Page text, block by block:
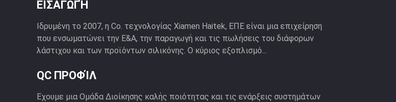
ΕΙΣΑΓΩΓΉ
Ιδρυμένη το 2007, η Co. τεχνολογίας Xiamen Haitek, ΕΠΕ είναι μια επιχείρηση
που ενσωματώνει την Ε&Α, την παραγωγή και τις πωλήσεις του διάφορων
λάστιχου και των προϊόντων σιλικόνης. Ο κύριος εξοπλισμό...
QC ΠΡΟΦΊΛ
Έχουμε μια Ομάδα Διοίκησης καλής ποιότητας και τις ενάρξεις συστημάτων